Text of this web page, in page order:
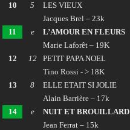
10
5 LES VIEUX
Jacques Brel – 23k
11
e L’AMOUR EN FLEURS
Marie Laforêt – 19K
12
12 PETIT PAPA NOEL
Tino Rossi - > 18K
13
8 ELLE ETAIT SI JOLIE
Alain Barrière – 17k
14
e NUIT ET BROUILLARD
Jean Ferrat – 15k